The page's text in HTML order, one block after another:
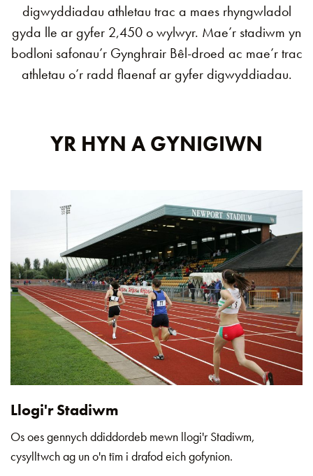
digwyddiadau athletau trac a maes rhyngwladol
gyda lle ar gyfer 2,450 o wylwyr. Mae’r stadiwm yn
bodloni safonau’r Gynghrair Bêl-droed ac mae’r trac
athletau o’r radd flaenaf ar gyfer digwyddiadau.
YR HYN A GYNIGIWN
Llogi'r Stadiwm
Os oes gennych ddiddordeb mewn llogi'r Stadiwm,
cysylltwch ag un o'n tîm i drafod eich gofynion.